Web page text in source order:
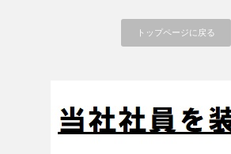
トップページに戻る